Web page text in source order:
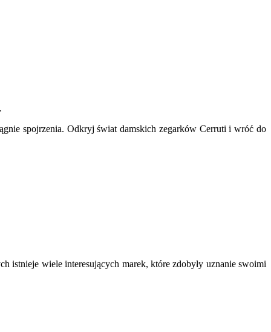
spojrzenia. Odkryj świat damskich zegarków Cerruti i wróć do
istnieje wiele interesujących marek, które zdobyły uznanie swoimi